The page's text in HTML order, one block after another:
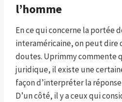
l’homme
En ce qui concerne la portée
interaméricaine, on peut dire
doutes. Uprimmy commente
juridique, il existe une
façon d’interpréter la
D’un côté, il y a ceux qui